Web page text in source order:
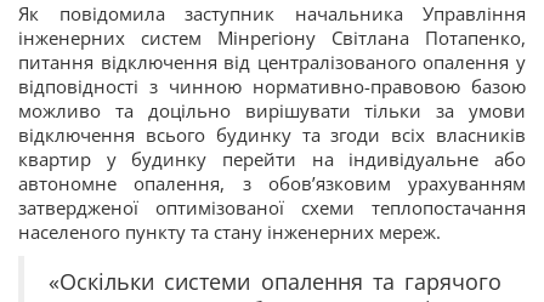
Як повідомила заступник начальника Управління
інженерних систем Мінрегіону Світлана Потапенко,
питання відключення від централізованого опалення у
відповідності з чинною нормативно-правовою базою
можливо та доцільно вирішувати тільки за умови
відключення всього будинку та згоди всіх власників
квартир у будинку перейти на індивідуальне або
автономне опалення, з обов’язковим урахуванням
затвердженої оптимізованої схеми теплопостачання
населеного пункту та стану інженерних мереж.
«Оскільки системи опалення та гарячого